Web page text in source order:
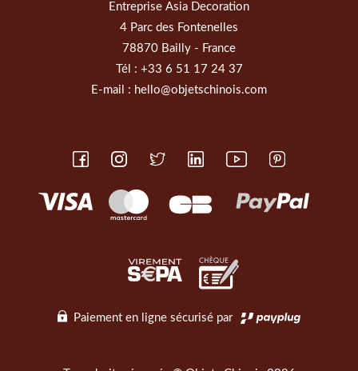
Entreprise Asia Decoration
4 Parc des Fontenelles
78870 Bailly - France
Tél : +33 6 51 17 24 37
E-mail : hello@objetschinois.com
Paiement en ligne sécurisé par